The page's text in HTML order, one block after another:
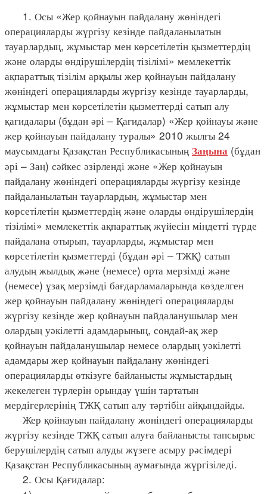
1. Осы «Жер қойнауын пайдалану жөніндегі
операцияларды жүргізу кезінде пайдаланылатын
тауарлардың, жұмыстар мен көрсетілетін қызметтердің
және оларды өндірушілердің тізілімі» мемлекеттік
ақпараттық тізілім арқылы жер қойнауын пайдалану
жөніндегі операцияларды жүргізу кезінде тауарларды,
жұмыстар мен көрсетілетін қызметтерді сатып алу
қағидалары (бұдан әрі – Қағидалар) «Жер қойнауы және
жер қойнауын пайдалану туралы» 2010 жылғы 24
маусымдағы Қазақстан Республикасының Заңына (бұдан
әрі – Заң) сәйкес әзірленді және «Жер қойнауын
пайдалану жөніндегі операцияларды жүргізу кезінде
пайдаланылатын тауарлардың, жұмыстар мен
көрсетілетін қызметтердің және оларды өндірушілердің
тізілімі» мемлекеттік ақпараттық жүйесін міндетті түрде
пайдалана отырып, тауарларды, жұмыстар мен
көрсетілетін қызметтерді (бұдан әрі – ТЖҚ) сатып
алудың жылдық және (немесе) орта мерзімді және
(немесе) ұзақ мерзімді бағдарламаларында көзделген
жер қойнауын пайдалану жөніндегі операцияларды
жүргізу кезінде жер қойнауын пайдаланушылар мен
олардың уәкілетті адамдарының, сондай-ақ жер
қойнауын пайдаланушылар немесе олардың уәкілетті
адамдары жер қойнауын пайдалану жөніндегі
операцияларды өткізуге байланысты жұмыстардың
жекелеген түрлерін орындау үшін тартатын
мердігерлерінің ТЖҚ сатып алу тәртібін айқындайды.
Жер қойнауын пайдалану жөніндегі операцияларды
жүргізу кезінде ТЖҚ сатып алуға байланысты тапсырыс
берушілердің сатып алуды жүзеге асыру рәсімдері
Қазақстан Республикасының аумағында жүргізіледі.
2. Осы Қағидалар: